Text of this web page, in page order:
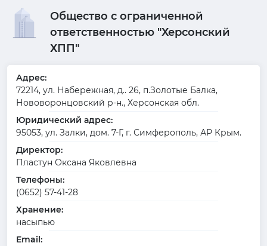
Общество с ограниченной
ответственностью "Херсонский
ХПП"
Адрес:
72214, ул. Набережная, д.. 26, п.Золотые Балка,
Нововоронцовский р-н., Херсонская обл.
Юридический адрес:
95053, ул. Залки, дом. 7-Г, г. Симферополь, АР Крым.
Директор:
Пластун Оксана Яковлевна
Телефоны:
(0652) 57-41-28
Хранение:
насыпью
Email: